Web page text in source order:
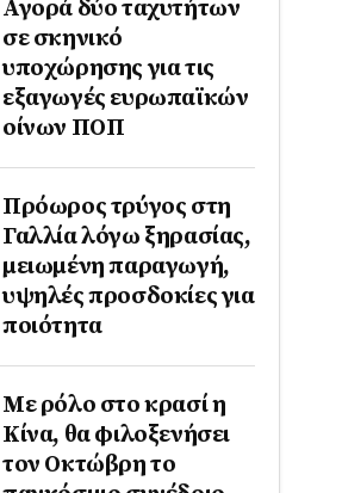
Αγορά δύο ταχυτήτων
σε σκηνικό
υποχώρησης για τις
εξαγωγές ευρωπαϊκών
οίνων ΠΟΠ
Πρόωρος τρύγος στη
Γαλλία λόγω ξηρασίας,
μειωμένη παραγωγή,
υψηλές προσδοκίες για
ποιότητα
Με ρόλο στο κρασί η
Κίνα, θα φιλοξενήσει
τον Οκτώβρη το